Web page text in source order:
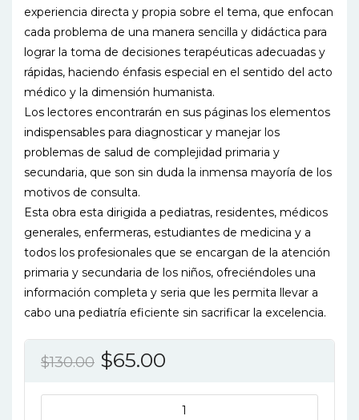
experiencia directa y propia sobre el tema, que enfocan
cada problema de una manera sencilla y didáctica para
lograr la toma de decisiones terapéuticas adecuadas y
rápidas, haciendo énfasis especial en el sentido del acto
médico y la dimensión humanista.
Los lectores encontrarán en sus páginas los elementos
indispensables para diagnosticar y manejar los
problemas de salud de complejidad primaria y
secundaria, que son sin duda la inmensa mayoría de los
motivos de consulta.
Esta obra esta dirigida a pediatras, residentes, médicos
generales, enfermeras, estudiantes de medicina y a
todos los profesionales que se encargan de la atención
primaria y secundaria de los niños, ofreciéndoles una
información completa y seria que les permita llevar a
cabo una pediatría eficiente sin sacrificar la excelencia.
$130.00 El
$65.00
actual